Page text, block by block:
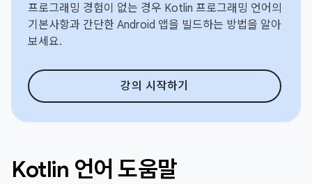
프로그래밍 경험이 없는 경우 Kotlin 프로그래밍 언어의
기본사항과 간단한 Android 앱을 빌드하는 방법을 알아
보세요.
강의 시작하기
Kotlin 언어 도움말